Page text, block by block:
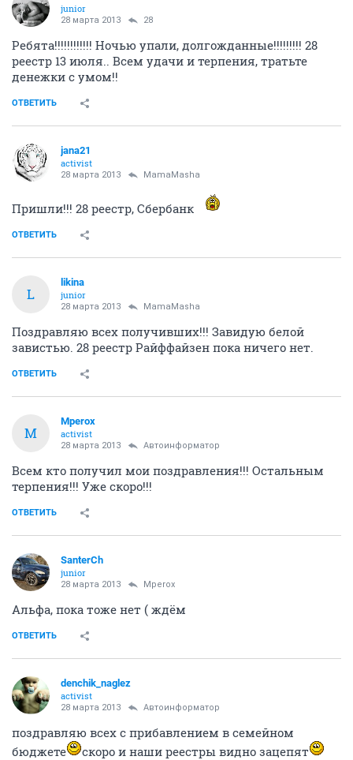
junior
28 марта 2013 28
Ребята!!!!!!!!!!!! Ночью упали, долгожданные!!!!!!!!! 28
реестр 13 июля.. Всем удачи и терпения, тратьте
денежки с умом!!
ОТВЕТИТЬ
jana21
activist
28 марта 2013 MamaMasha
Пришли!!! 28 реестр, Сбербанк
ОТВЕТИТЬ
L
likina
junior
28 марта 2013 MamaMasha
Поздравляю всех получивших!!! Завидую белой
завистью. 28 реестр Райффайзен пока ничего нет.
ОТВЕТИТЬ
M
Mperox
activist
28 марта 2013 Автоинформатор
Всем кто получил мои поздравления!!! Остальным
терпения!!! Уже скоро!!!
ОТВЕТИТЬ
SanterCh
junior
28 марта 2013 Mperox
Альфа, пока тоже нет ( ждём
ОТВЕТИТЬ
denchik_naglez
activist
28 марта 2013 Автоинформатор
поздравляю всех с прибавлением в семейном
бюджете
скоро и наши реестры видно зацепят